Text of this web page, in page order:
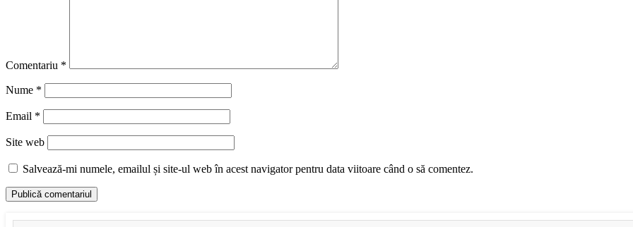
Comentariu *
Nume *
Email *
Site web
Salvează-mi numele, emailul și site-ul web în acest navigator pentru data viitoare când o să comentez.